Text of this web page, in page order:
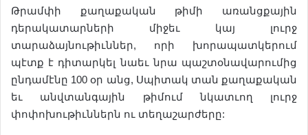
Թրամփի քաղաքական թիմի առանցքային
դերակատարների միջեւ կայ լուրջ
տարաձայնութիւններ, որի խորապատկերում
պէտք է դիտարկել նաեւ նրա պաշտօնավարումից
ընդամէնը 100 օր անց, Սպիտակ տան քաղաքական
եւ անվտանգային թիմում նկատւող լուրջ
փոփոխութիւններն ու տեղաշարժերը: